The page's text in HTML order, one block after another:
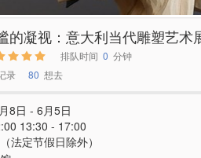
的凝视：意大利当代雕塑艺术
排队时间 0 分钟
录 80 想去
8日 - 6月5日
13:30 - 17:00
法定节假日除外）